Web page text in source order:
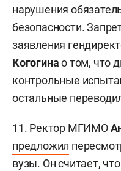
нарушения
безопасности.
заявления
Когогинао том, что
контрольные
остальные
11. Ректор МГИМО
предложил
вузы. Он считает,